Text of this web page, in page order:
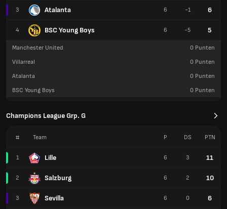
3 Atalanta
4 BSC Young Boys
6 -1 6
6 -5 5
Manchester United 0 Punten
Villarreal
0 Punten
Atalanta
0 Punten
BSC Young Boys
0 Punten
Champions League Grp. G
# Team
1 Lille
2 Salzburg
3 Sevilla
P DS PTN
6 3 11
6 2 10
6 0 6